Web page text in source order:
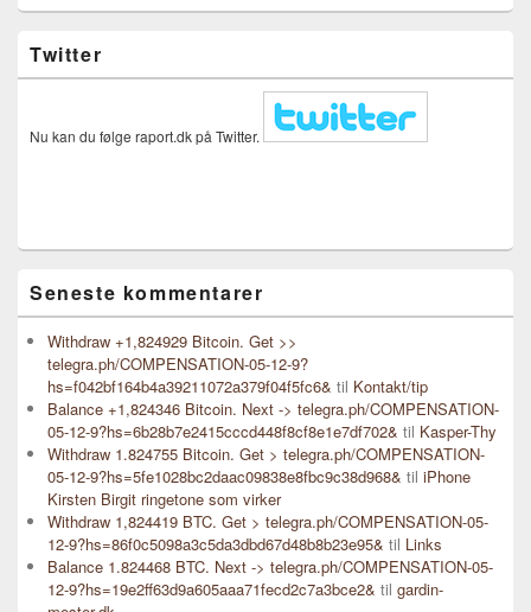
Twitter
Nu kan du følge raport.dk på Twitter.
Seneste kommentarer
Withdraw +1,824929 Bitcoin. Get >>
telegra.ph/COMPENSATION-05-12-9?
hs=f042bf164b4a39211072a379f04f5fc6& til Kontakt/tip
Balance +1,824346 Bitcoin. Next -> telegra.ph/COMPENSATION-
05-12-9?hs=6b28b7e2415cccd448f8cf8e1e7df702& til Kasper-Thy
Withdraw 1.824755 Bitcoin. Get > telegra.ph/COMPENSATION-
05-12-9?hs=5fe1028bc2daac09838e8fbc9c38d968& til iPhone
Kirsten Birgit ringetone som virker
Withdraw 1,824419 BTC. Get > telegra.ph/COMPENSATION-05-
12-9?hs=86f0c5098a3c5da3dbd67d48b8b23e95& til Links
Balance 1.824468 BTC. Next -> telegra.ph/COMPENSATION-05-
12-9?hs=19e2ff63d9a605aaa71fecd2c7a3bce2& til gardin-